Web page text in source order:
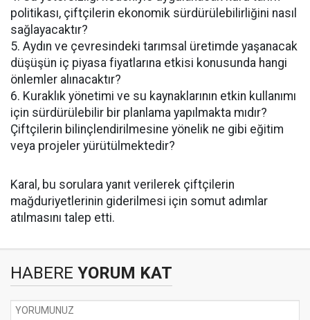
politikası, çiftçilerin ekonomik sürdürülebilirliğini nasıl
sağlayacaktır?
5. Aydın ve çevresindeki tarımsal üretimde yaşanacak
düşüşün iç piyasa fiyatlarına etkisi konusunda hangi
önlemler alınacaktır?
6. Kuraklık yönetimi ve su kaynaklarının etkin kullanımı
için sürdürülebilir bir planlama yapılmakta mıdır?
Çiftçilerin bilinçlendirilmesine yönelik ne gibi eğitim
veya projeler yürütülmektedir?
Karal, bu sorulara yanıt verilerek çiftçilerin
mağduriyetlerinin giderilmesi için somut adımlar
atılmasını talep etti.
HABERE YORUM KAT